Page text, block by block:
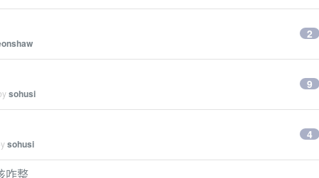
2
sohusi
9
sohusi
4
咋整